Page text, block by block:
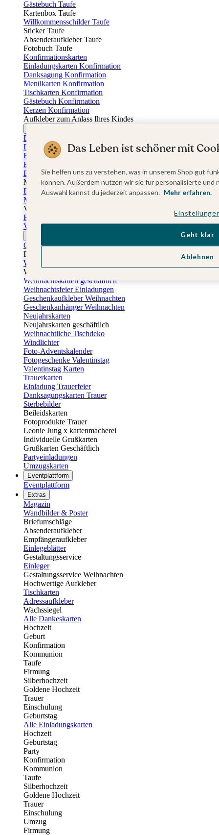
Gästebuch Taufe
Kartenbox Taufe
Willkommensschilder Taufe
Sticker Taufe
Absenderaufkleber Taufe
Fotobuch Taufe
Konfirmationskarten
Einladungskarten Konfirmation
Danksagung Konfirmation
Menükarten Konfirmation
Tischkarten Konfirmation
Gästebuch Konfirmation
Kerzen Konfirmation
Aufkleber zum Anlass Ihres Kindes
Einladungskarten Firmung
Dankeskarten Firmung
Einschulungskarten
Einladungskarten Einschulung
Danksagung Einschulung
Muttertag
Fotogeschenke Muttertag
Muttertagskarten
Vatertag
Fotogeschenke Vatertag
Vatertagskarten
Osterkarten
Fotogeschenke zu Ostern
Weihnachtskarten
Weihnachtskarten selbst gestalten
Weihnachtskarten geschäftlich
Weihnachtsfeier Einladungen
Geschenkaufkleber Weihnachten
Geschenkanhänger Weihnachten
Neujahrskarten
Neujahrskarten geschäftlich
Weihnachtliche Tischdeko
Windlichter
Foto-Adventskalender
Fotogeschenke Valentinstag
Valentinstag Karten
Trauerkarten
Einladung Trauerfeier
Danksagungskarten Trauer
Sterbebilder
Beileidskarten
Fotoprodukte Trauer
Leonie Jung x kartenmacherei
Individuelle Grußkarten
Grußkarten Geschäftlich
Partyeinladungen
Umzugskarten
Eventplattform
Eventplattform
Extras
Magazin
Wandbilder & Poster
Briefumschläge
Absenderaufkleber
Empfängeraufkleber
Einlegeblätter
Gestaltungsservice
Einleger
Gestaltungsservice Weihnachten
Hochwertige Aufkleber
Tischkarten
Adressaufkleber
Wachssiegel
Alle Dankeskarten
Hochzeit
Geburt
Konfirmation
Kommunion
Taufe
Firmung
Silberhochzeit
Goldene Hochzeit
Trauer
Einschulung
Geburtstag
Alle Einladungskarten
Hochzeit
Geburtstag
Party
Konfirmation
Kommunion
Taufe
Silberhochzeit
Goldene Hochzeit
Trauer
Einschulung
Umzug
Firmung
Das Leben ist schöner mit
Sie helfen uns zu verstehen, was in unserem Shop gut
können. Außerdem nutzen wir sie für personalisierte
Auswahl kannst du jederzeit anpassen. Mehr erfahren.
Ablehnen
Geht klar